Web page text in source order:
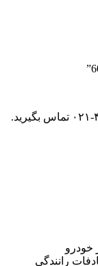
خودرو
رانندگی